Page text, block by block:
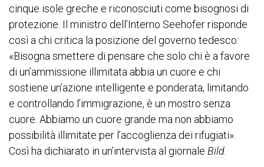
cinque isole greche e riconosciuti come bisognosi di
protezione. Il ministro dell’Interno Seehofer risponde
così a chi critica la posizione del governo tedesco:
«Bisogna smettere di pensare che solo chi è a favore
di un’ammissione illimitata abbia un cuore e chi
sostiene un’azione intelligente e ponderata, limitando
e controllando l’immigrazione, è un mostro senza
cuore. Abbiamo un cuore grande ma non abbiamo
possibilità illimitate per l’accoglienza dei rifugiati».
Così ha dichiarato in un’intervista al giornale Bild.